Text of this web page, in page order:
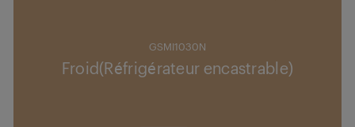
GSMI1030N
Froid(Réfrigérateur encastrable)